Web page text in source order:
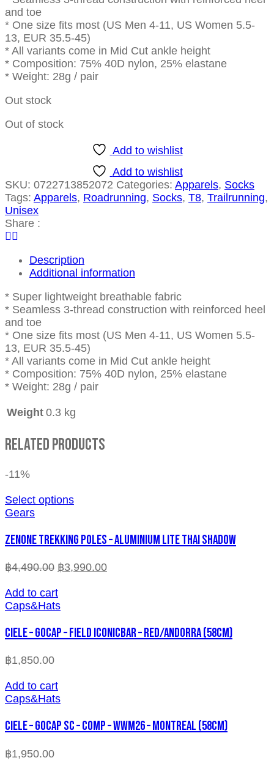
and toe
* One size fits most (US Men 4-11, US Women 5.5-
13, EUR 35.5-45)
* All variants come in Mid Cut ankle height
* Composition: 75% 40D nylon, 25% elastane
* Weight: 28g / pair
Out stock
Out of stock
Add to wishlist
Add to wishlist
SKU: 0722713852072 Categories: Apparels, Socks
Tags: Apparels, Roadrunning, Socks, T8, Trailrunning,
Unisex
Share :
Description
Additional information
* Super lightweight breathable fabric
* Seamless 3-thread construction with reinforced heel
and toe
* One size fits most (US Men 4-11, US Women 5.5-
13, EUR 35.5-45)
* All variants come in Mid Cut ankle height
* Composition: 75% 40D nylon, 25% elastane
* Weight: 28g / pair
Weight 0.3 kg
Related Products
-11%
Select options
Gears
ZENONE TREKKING POLES – ALUMINIUM LITE THAI SHADOW
฿4,490.00 ฿3,990.00
Add to cart
Caps&Hats
CIELE – GOCAP – FIELD ICONICBAR – RED/ANDORRA (58cm)
฿1,850.00
Add to cart
Caps&Hats
CIELE – GOCAP SC – COMP – WWM26 – MONTREAL (58cm)
฿1,950.00